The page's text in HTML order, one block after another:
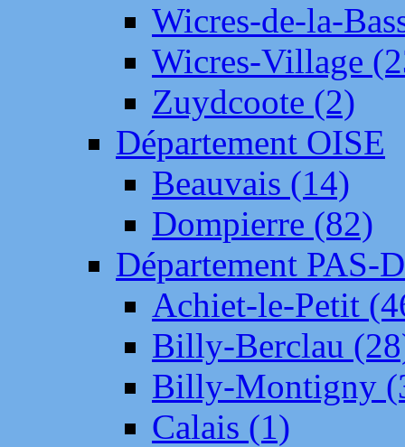
Wicres-de-la-
Wicres-Village
Zuydcoote (2)
Département OISE
Beauvais (14)
Dompierre (82)
Département PAS-
Achiet-le-Petit
Billy-Berclau
Billy-Montigny
Calais (1)